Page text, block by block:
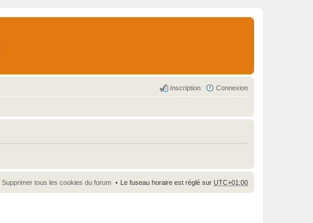
Connexion
Inscription
Le fuseau horaire est réglé sur UTC+01:00
Supprimer tous les cookies du forum